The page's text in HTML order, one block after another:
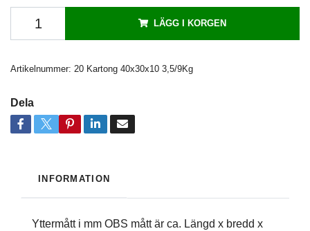
LÄGG I KORGEN
Artikelnummer: 20 Kartong 40x30x10 3,5/9Kg
Dela
INFORMATION
Yttermått i mm OBS mått är ca. Längd x bredd x